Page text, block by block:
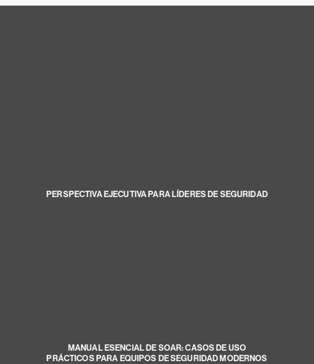
PERSPECTIVA EJECUTIVA PARA LÍDERES DE SEGURIDAD
MANUAL ESENCIAL DE SOAR: CASOS DE USO
PRÁCTICOS PARA EQUIPOS DE SEGURIDAD MODERNOS